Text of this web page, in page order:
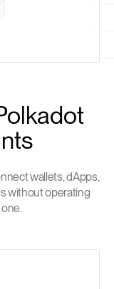
wallets, dApps,
without operating